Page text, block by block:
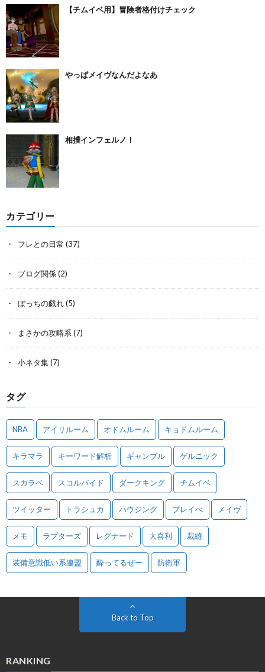
【チムイベ用】冒険者格付けチェック
やっぱメイヴなんだよなあ
相撲インフェルノ！
カテゴリー
フレとの日常 (37)
ブログ関係(2)
ぼっちの戯れ(5)
まさかの攻略系 (7)
小ネタ集(7)
タグ
NBA アイリルーム オドムルーム キョドムルーム
キラマラ キーワード解析 ギャンブル ゲルニック
スカラベ スコルパイド ダークキング チムイベ
ツイッター トラシュカ ハウジング プレイべ メイヴ
メモ ラプターズ レグナード 大喜利 裁縫
装備意識低い系連盟 酔ってるぜー 防衛軍
Back to Top
RANKING